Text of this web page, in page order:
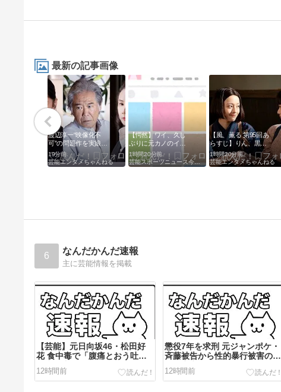
最新の記事画像
渡辺淳一“映像化不
可”の問題作を実娘が
映画化 黒木瞳、西岡
徳馬、吉田羊が出演
19分前
芸能エンタメちゃんねる
【愕然】ワイ、久し
ぶりに元カノのイン
スタ見た結果とんで
もないことになって
た・・・・・・
1時間20分前
芸能スポーツニュース今日速2ch
【風、薫る 第95回あ
らすじ】りん、黒川
医師からの意外な提
案とは
1時間20分前
芸能エンタメちゃんねる
6 なんだかんだ速報
主に芸能情報を掲載
【芸能】元日向坂46・松田好
花 食中毒で「腹痛とおう吐と
下痢が止まらない」 原因は夏
の風物詩だった…「食べた次の
日に」症状
12時間前
懲役7年を求刑 元ジャンポケ・
斉藤被告から性的暴行被害の女
性「安心して眠りたい」「何も
恐れず外を歩きたい」
12時間前